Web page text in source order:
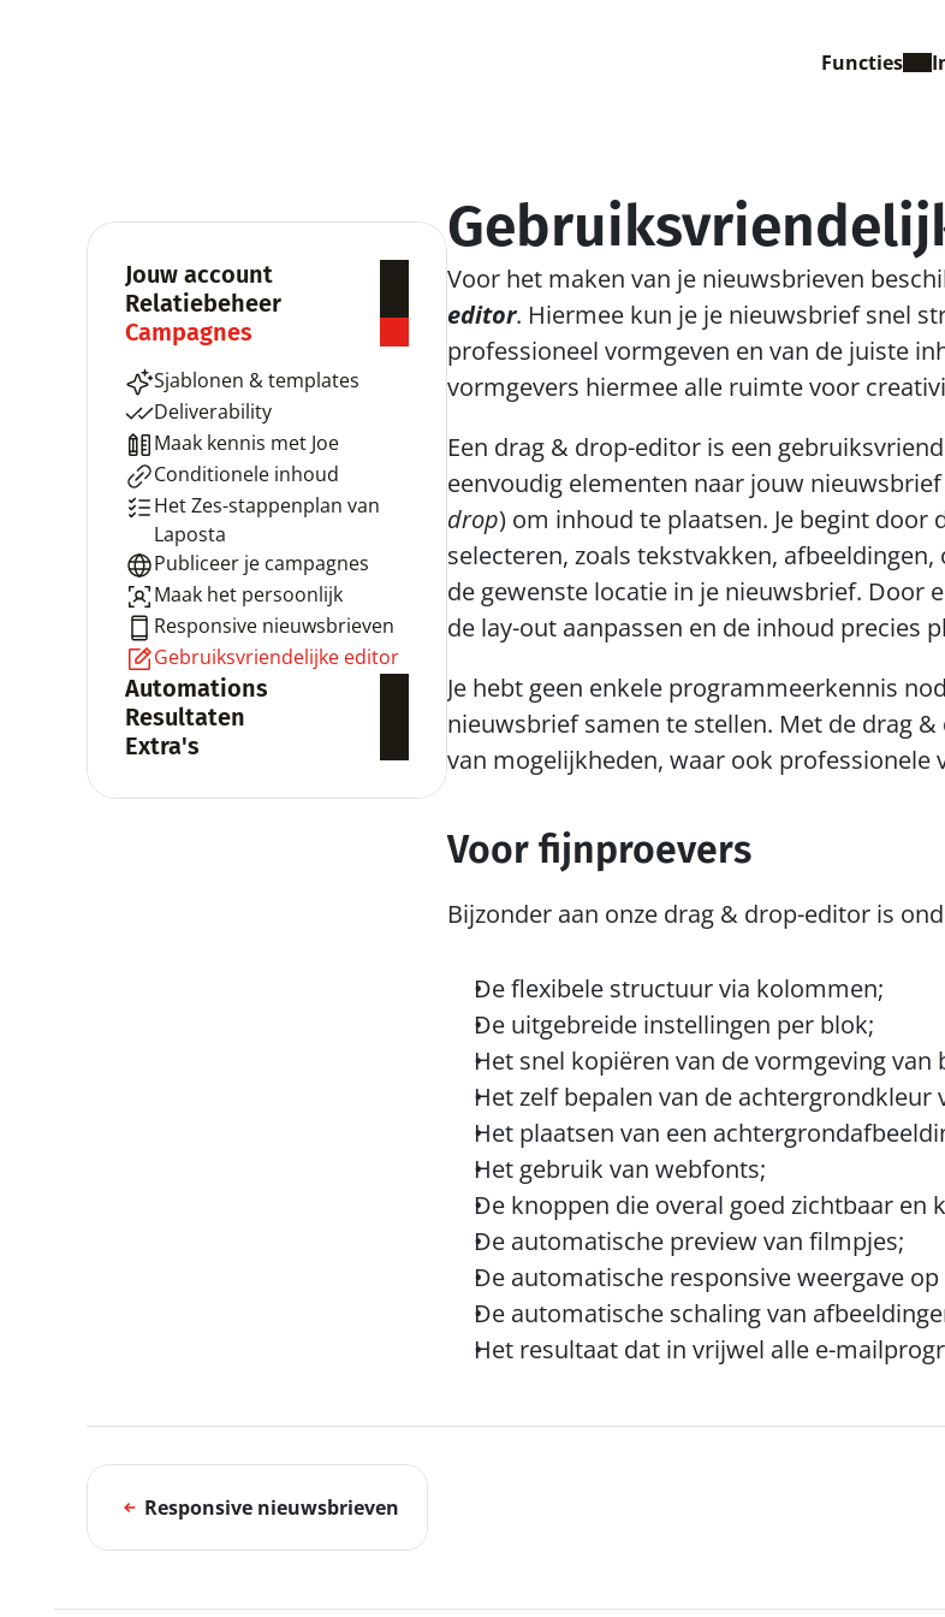
Functies
Jouw account
Relatiebeheer
Campagnes
Sjablonen & templates
Deliverability
Maak kennis met Joe
Conditionele inhoud
Het Zes-stappenplan van
Laposta
Publiceer je campagnes
Maak het persoonlijk
Responsive nieuwsbrieven
Gebruiksvriendelijke editor
Automations
Resultaten
Extra's
Voor het maken van je nieuwsbrieven
editor. Hiermee kun je je nieuwsbrief snel
professioneel vormgeven en van de juiste
vormgevers hiermee alle ruimte voor
Een drag & drop-editor is een
eenvoudig elementen naar jouw
drop) om inhoud te plaatsen. Je begint door
selecteren, zoals tekstvakken,
de gewenste locatie in je nieuwsbrief. Door
de lay-out aanpassen en de inhoud precies
Je hebt geen enkele programmeerkennis
nieuwsbrief samen te stellen. Met de drag
van mogelijkheden, waar ook professionele
Voor fijnproevers
Bijzonder aan onze drag & drop-editor is
De flexibele structuur via kolommen;
De uitgebreide instellingen per blok;
Het snel kopiëren van de vormgeving van
Het zelf bepalen van de achtergrondkleur
Het plaatsen van een
Het gebruik van webfonts;
De knoppen die overal goed zichtbaar en
De automatische preview van filmpjes;
De automatische responsive weergave
De automatische schaling van
Het resultaat dat in vrijwel alle e-
Responsive nieuwsbrieven